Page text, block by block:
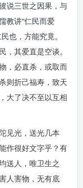
说三世之因果，与
教讲“仁民而爱
也，方能究竟。
，其爱直是空谈。
，必直杀，或取而
则折己福寿，致天
大了决不至以互相
见光，送光几本
作很好文字乎？有
送人，唯卫生之
人害物，无有底